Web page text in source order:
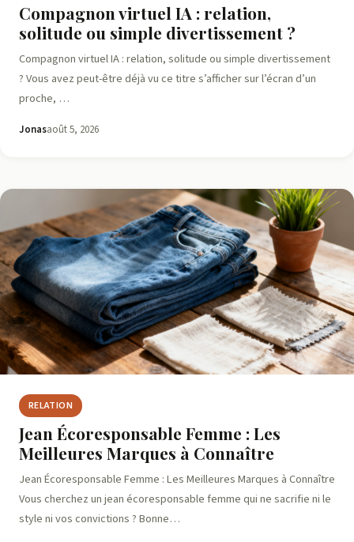
Compagnon virtuel IA : relation,
solitude ou simple divertissement ?
Compagnon virtuel IA : relation, solitude ou simple divertissement
? Vous avez peut-être déjà vu ce titre s’afficher sur l’écran d’un
proche, …
Jonasaoût 5, 2026
RELATION
Jean Écoresponsable Femme : Les
Meilleures Marques à Connaître
Jean Écoresponsable Femme : Les Meilleures Marques à Connaître
Vous cherchez un jean écoresponsable femme qui ne sacrifie ni le
style ni vos convictions ? Bonne…